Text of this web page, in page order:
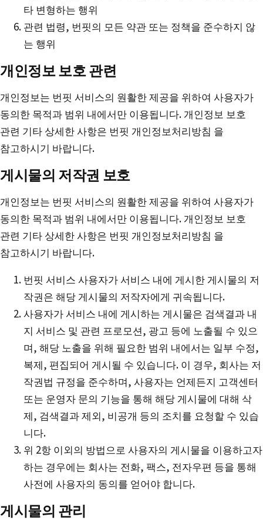
타 변형하는 행위
관련 법령, 번핏의 모든 약관 또는 정책을 준수하지 않
는 행위
개인정보 보호 관련
개인정보는 번핏 서비스의 원활한 제공을 위하여 사용자가
동의한 목적과 범위 내에서만 이용됩니다. 개인정보 보호
관련 기타 상세한 사항은 번핏 개인정보처리방침 을
참고하시기 바랍니다.
게시물의 저작권 보호
개인정보는 번핏 서비스의 원활한 제공을 위하여 사용자가
동의한 목적과 범위 내에서만 이용됩니다. 개인정보 보호
관련 기타 상세한 사항은 번핏 개인정보처리방침 을
참고하시기 바랍니다.
번핏 서비스 사용자가 서비스 내에 게시한 게시물의 저
작권은 해당 게시물의 저작자에게 귀속됩니다.
사용자가 서비스 내에 게시하는 게시물은 검색결과 내
지 서비스 및 관련 프로모션, 광고 등에 노출될 수 있으
며, 해당 노출을 위해 필요한 범위 내에서는 일부 수정,
복제, 편집되어 게시될 수 있습니다. 이 경우, 회사는 저
작권법 규정을 준수하며, 사용자는 언제든지 고객센터
또는 운영자 문의 기능을 통해 해당 게시물에 대해 삭
제, 검색결과 제외, 비공개 등의 조치를 요청할 수 있습
니다.
위 2항 이외의 방법으로 사용자의 게시물을 이용하고자
하는 경우에는 회사는 전화, 팩스, 전자우편 등을 통해
사전에 사용자의 동의를 얻어야 합니다.
게시물의 관리